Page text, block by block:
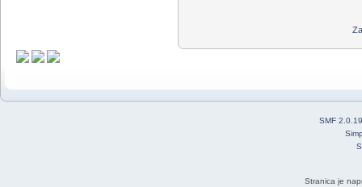
SMF 2.0.19
Stranica je